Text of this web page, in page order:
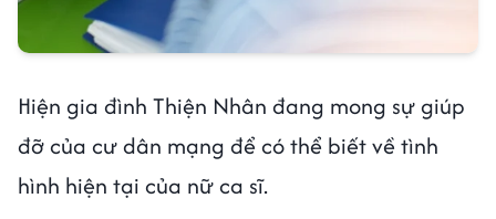
Hiện gia đình Thiện Nhân đang mong sự giúp
đỡ của cư dân mạng để có thể biết về tình
hình hiện tại của nữ ca sĩ.